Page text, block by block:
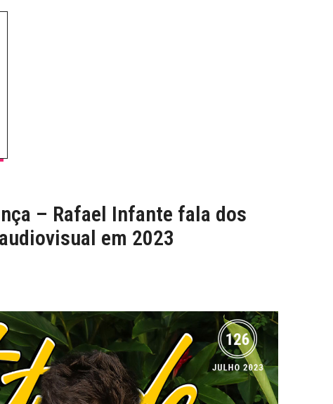
– Rafael Infante fala dos
em 2023